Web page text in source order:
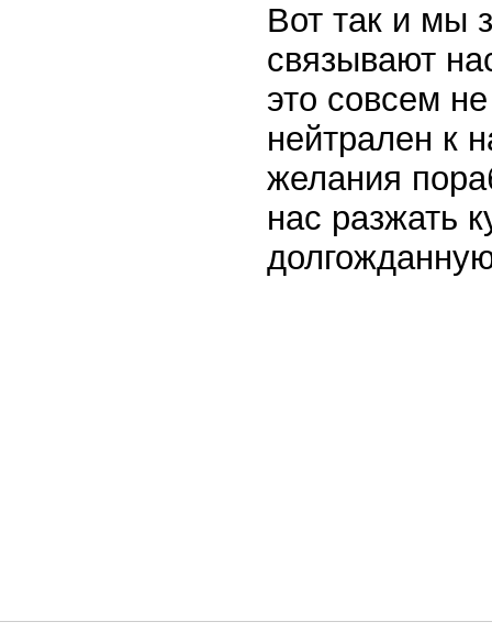
Вот так и мы
связывают
это совсем
нейтрален к
желания
нас разжать